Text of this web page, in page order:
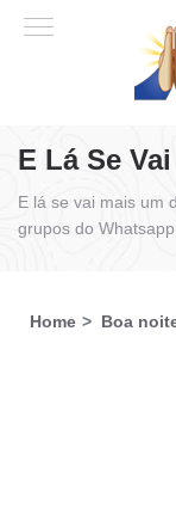
E Lá Se
E lá se vai mais um
grupos do
Home Boa